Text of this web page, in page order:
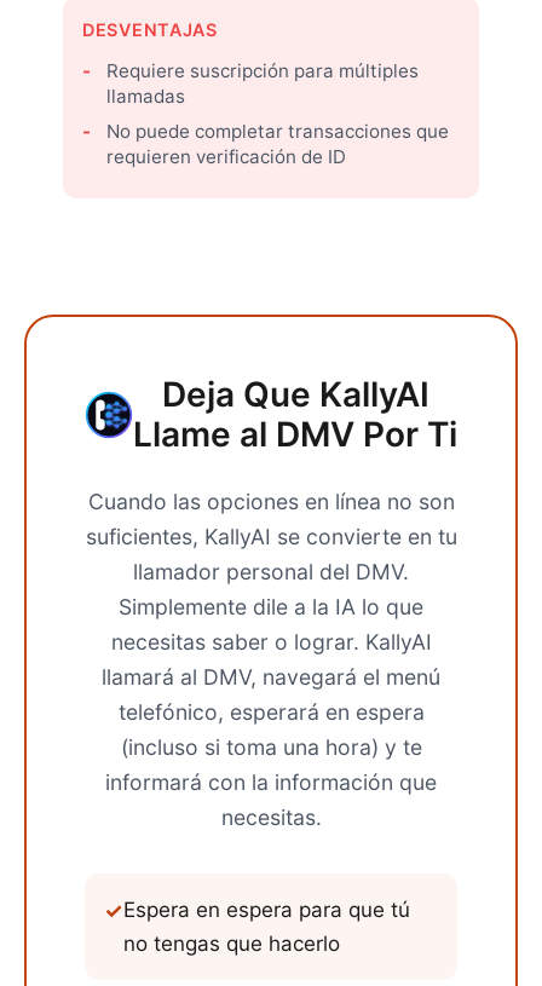
DESVENTAJAS
Requiere suscripción para múltiples
llamadas
No puede completar transacciones que
requieren verificación de ID
Deja Que KallyAI
Llame al DMV Por Ti
Cuando las opciones en línea no son
suficientes, KallyAI se convierte en tu
llamador personal del DMV.
Simplemente dile a la IA lo que
necesitas saber o lograr. KallyAI
llamará al DMV, navegará el menú
telefónico, esperará en espera
(incluso si toma una hora) y te
informará con la información que
necesitas.
✓Espera en espera para que tú
no tengas que hacerlo